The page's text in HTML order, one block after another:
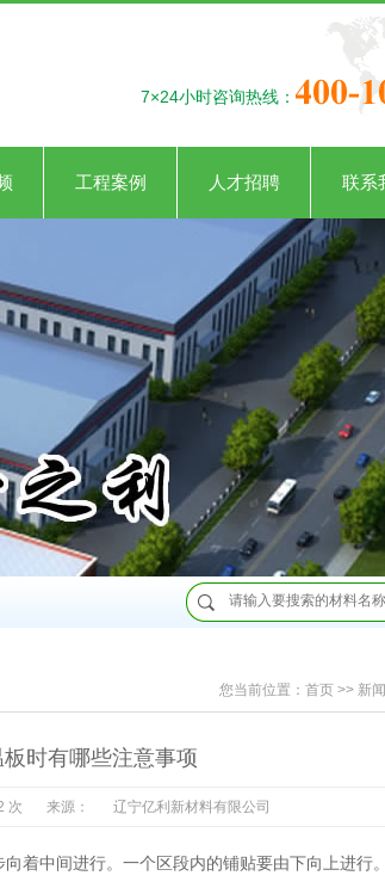
7×24小时咨询热线：
工程案例 人才招聘 联系
您当前位置： 首页 >> 新
时有哪些注意事项
次 来源： 辽宁亿利新材料有限公司
中间进行。一个区段内的铺贴要由下向上进行